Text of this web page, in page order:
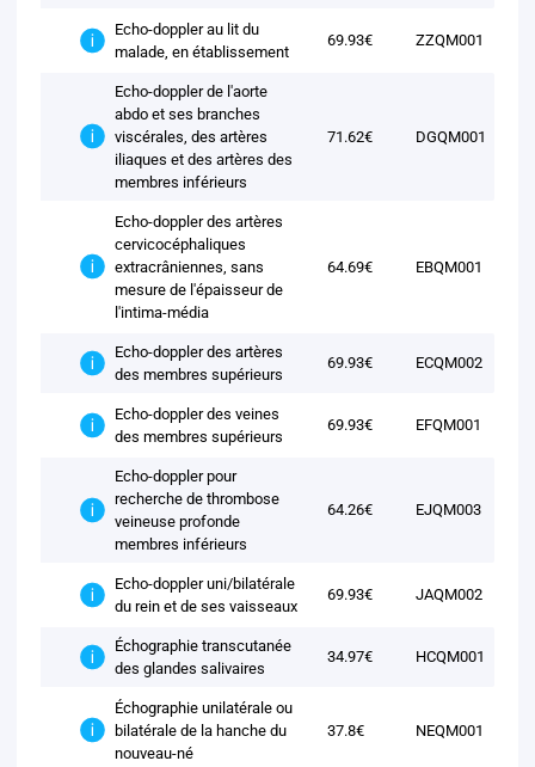
Echo-doppler au lit du
malade, en établissement
69.93€ ZZQM001
Echo-doppler de l'aorte
abdo et ses branches
viscérales, des artères
iliaques et des artères des
membres inférieurs
71.62€ DGQM001
Echo-doppler des artères
cervicocéphaliques
extracrâniennes, sans
mesure de l'épaisseur de
l'intima-média
64.69€ EBQM001
Echo-doppler des artères
des membres supérieurs
69.93€ ECQM002
Echo-doppler des veines
des membres supérieurs
69.93€ EFQM001
Echo-doppler pour
recherche de thrombose
veineuse profonde
membres inférieurs
64.26€ EJQM003
Echo-doppler uni/bilatérale
du rein et de ses vaisseaux
69.93€ JAQM002
Échographie transcutanée
des glandes salivaires
34.97€ HCQM001
Échographie unilatérale ou
bilatérale de la hanche du
nouveau-né
37.8€ NEQM001